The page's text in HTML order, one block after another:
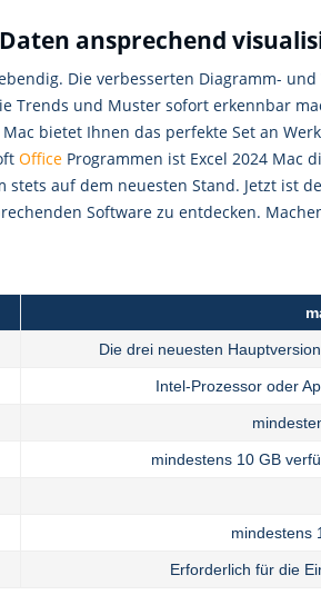
ansprechend
Die verbesserten Diagramm-
Trends und Muster sofort erkennbar
bietet Ihnen das perfekte Set an
Office Programmen ist Excel 2024 Mac
auf dem neuesten Stand. Jetzt ist
Software zu entdecken.
Die drei neuesten
Intel-Prozessor oder
mindestens 10 GB
mindestens
Erforderlich für die